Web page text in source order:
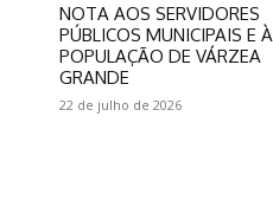
NOTA AOS SERVIDORES
PÚBLICOS MUNICIPAIS E À
POPULAÇÃO DE VÁRZEA
GRANDE
22 de julho de 2026